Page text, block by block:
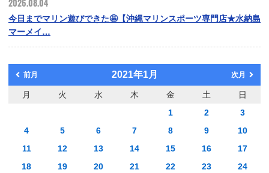
今日までマリン遊びできた🤩【沖縄マリンスポーツ専門店★水納島
マーメイ…
前月 2021年1月 次月
月 火 水 木 金 土
日
1
2
3
4
5 6 7 8 9
10
11
12 13 14 15 16
17
18
19 20 21 22 23 24